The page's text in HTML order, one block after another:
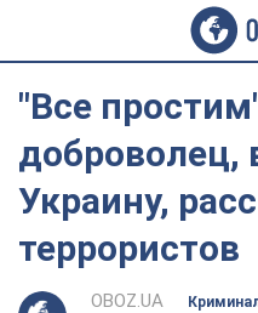
"Все
Украину,
террористов
OBOZ.UA